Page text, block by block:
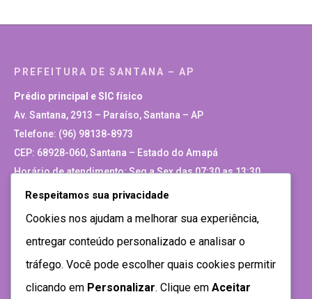
PREFEITURA DE SANTANA – AP
Prédio principal e SIC físico
Av. Santana, 2913 – Paraíso, Santana – AP
Telefone: (96) 98138-8973
CEP: 68928-060, Santana – Estado do Amapá
Horário de atendimento: Seg a Sex das 07:30 as 13:30
Site Antigo
Respeitamos sua privacidade
Cookies nos ajudam a melhorar sua experiência,
entregar conteúdo personalizado e analisar o
tráfego. Você pode escolher quais cookies permitir
clicando em Personalizar. Clique em Aceitar